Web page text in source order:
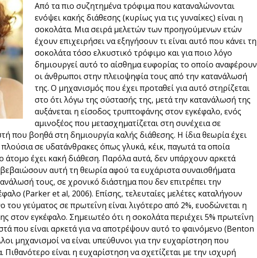
Από τα πιο συζητημένα τρόφιμα που καταναλώνονται
ενόψει κακής διάθεσης (κυρίως για τις γυναίκες) είναι η
σοκολάτα. Μια σειρά μελετών των προηγούμενων ετών
έχουν επιχειρήσει να εξηγήσουν τι είναι αυτό που κάνει τη
σοκολάτα τόσο ελκυστικό τρόφιμο και για ποιο λόγο
δημιουργεί αυτό το αίσθημα ευφορίας το οποίο αναφέρουν
οι άνθρωποι στην πλειοψηφία τους από την κατανάλωσή
της. Ο μηχανισμός που έχει προταθεί για αυτό στηρίζεται
στο ότι λόγω της σύστασής της, μετά την κατανάλωσή της
αυξάνεται η είσοδος τρυπτοφάνης στον εγκέφαλο, ενός
αμινοξέος που μετασχηματίζεται στη συνέχεια σε
που βοηθά στη δημιουργία καλής διάθεσης. Η ίδια θεωρία έχει
σε υδατάνθρακες όπως γλυκά, κέικ, παγωτά τα οποία
άτομο έχει κακή διάθεση. Παρόλα αυτά, δεν υπάρχουν αρκετά
αυτή τη θεωρία αφού τα ευχάριστα συναισθήματα
τους, σε χρονικό διάστημα που δεν επιτρέπει την
(Parker et al, 2006). Επίσης, τελευταίες μελέτες καταλήγουν
του γεύματος σε πρωτεΐνη είναι λιγότερο από 2%, ευοδώνεται η
στον εγκέφαλο. Σημειωτέο ότι η σοκολάτα περιέχει 5% πρωτεΐνη
που είναι αρκετά για να αποτρέψουν αυτό το φαινόμενο (Benton
μηχανισμοί να είναι υπεύθυνοι για την ευχαρίστηση που
είναι η ευχαρίστηση να σχετίζεται με την ισχυρή